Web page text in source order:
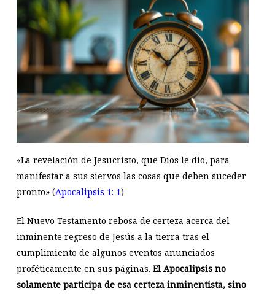
«La revelación de Jesucristo, que Dios le dio, para
manifestar a sus siervos las cosas que deben suceder
pronto» (Apocalipsis 1: 1)
El Nuevo Testamento rebosa de certeza acerca del
inminente regreso de Jesús a la tierra tras el
cumplimiento de algunos eventos anunciados
proféticamente en sus páginas. El Apocalipsis no
solamente participa de esa certeza inminentista, sino